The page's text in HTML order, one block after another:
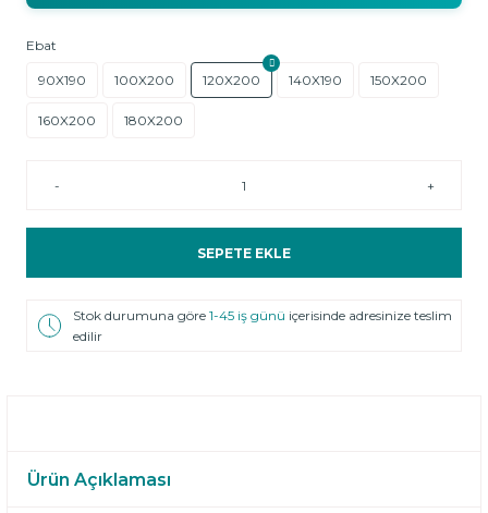
Ebat
90X190 100X200 120X200 140X190 150X200
160X200 180X200
- +
SEPETE EKLE
Stok durumuna göre1-45 iş günü içerisinde adresinize teslim
edilir
Ürün Açıklaması